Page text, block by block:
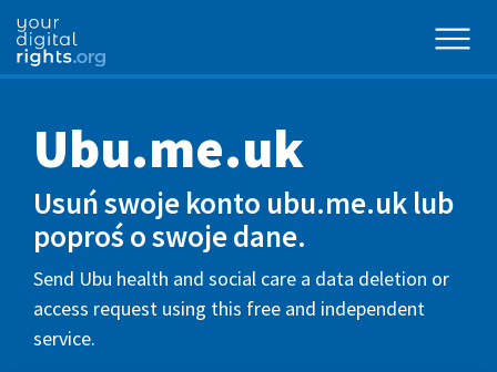
Ubu.me.uk
Usuń swoje konto ubu.me.uk lub
poproś o swoje dane.
Send Ubu health and social care a data deletion or
access request using this free and independent
service.